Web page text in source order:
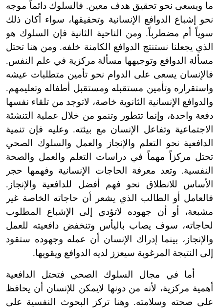
ما ويسعى نحو تحقيق هدف معين. فالسلوك دائماً موجه
نحو إشباع الدوافع الإنسانية وتحقيقها، سواء أكان ذلك
سوياً أم مضطرباً. ومن الناحية الثانية فإن السلوك هو
الذي يجعلنا نستنتج الدوافع الكامنة خلفه. ومن هنا تحتل
مسألة الدوافع وتوجيهها مسألة مركزية في علم النفس.
فالإنسان يسعى على الدوام نحو تأمين متطلبات عيشه
واستقراره وتأمين مستقبله ومستقبل أطفاله وتعليمهم.
والدوافع الإنسانية الثانوية خاصة، لاتوجد من تلقاء نفسها
دفعة واحدة، وإنما تتطور وتنمو من خلال عملية التنشئة
الاجتماعية وتفاعل الإنسان مع بيئته. وعليه فإن تنمية
الدافعية نحو التعلم والإنجاز والعمل والسلوك الصحي
تحتل مركزاً مهماً في دراسات التعلم والعمل والصحة
النفسية. وتعد معرفة الحاجات الإنسانية وفهمها حجر
الأساس للانطلاق نحو فهم أفضل للدافعية والإنجاز.
فالعامل أو الطالب الذي يشعر أن حاجاته الخاصة غير
مشبعة، أو أن جهوده لاتؤدي إلى الإشباع المطلوب
لحاجاته، سوف يصاب باليأس وتنخفض دافعيته للعمل
والإنجاز، بينما إدراك الإنسان أن عمله وجهوده ستقود
إلى النتيجة المرغوبة سيعزز لديه الدوافع ويقويها.
أما في مجال السلوك الصحي فتحتل الدافعية
أهمية مركزية، لأنه من دونها لايمكن للإنسان أن يحافظ
على صحته وسلامته. وهنا تركز البحوث النفسية على